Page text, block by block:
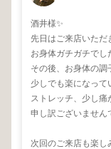
酒井様✨
先日はご来店いた
お身体ガチガチでし
その後、お身体の調
少しでも楽になって
ストレッチ、少し
申し訳ございません
次回のご来店も楽